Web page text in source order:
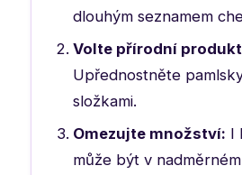
dlouhým seznamem
Volte přírodní
Upřednostněte
složkami.
Omezujte množství: I
může být v